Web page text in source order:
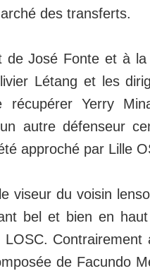
des transferts.
de José Fonte et à
Létang et les
récupérer Yerry
autre défenseur
approché par Lille
viseur du voisin
bel et bien en
LOSC.
de Facundo